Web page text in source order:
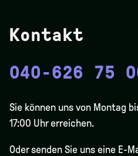
Kontakt
040-626 75
Sie können uns von Montag
17:00 Uhr erreichen.
Oder senden Sie uns eine E-